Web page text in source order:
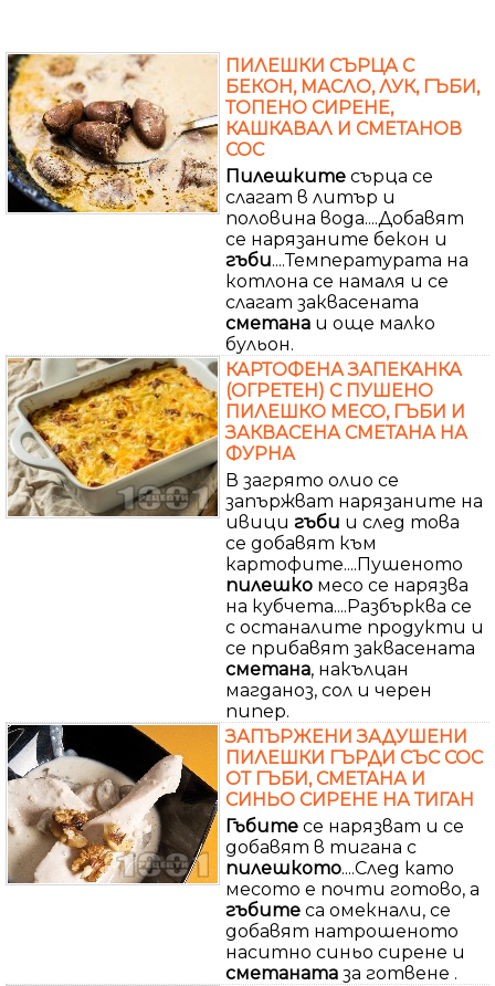
ПИЛЕШКИ СЪРЦА С
БЕКОН, МАСЛО, ЛУК, ГЪБИ,
ТОПЕНО СИРЕНЕ,
КАШКАВАЛ И СМЕТАНОВ
СОС
Пилешките сърца се
слагат в литър и
половина вода....Добавят
се нарязаните бекон и
гъби....Температурата на
котлона се намаля и се
слагат заквасената
сметана и още малко
бульон.
КАРТОФЕНА ЗАПЕКАНКА
(ОГРЕТЕН) С ПУШЕНО
ПИЛЕШКО МЕСО, ГЪБИ И
ЗАКВАСЕНА СМЕТАНА НА
ФУРНА
В загрято олио се
запържват нарязаните на
ивици гъби и след това
се добавят към
картофите....Пушеното
пилешко месо се нарязва
на кубчета....Разбърква се
с останалите продукти и
се прибавят заквасената
сметана, накълцан
магданоз, сол и черен
пипер.
ЗАПЪРЖЕНИ ЗАДУШЕНИ
ПИЛЕШКИ ГЪРДИ СЪС СОС
ОТ ГЪБИ, СМЕТАНА И
СИНЬО СИРЕНЕ НА ТИГАН
Гъбите се нарязват и се
добавят в тигана с
пилешкото....След като
месото е почти готово, а
гъбите са омекнали, се
добавят натрошеното
наситно синьо сирене и
сметаната за готвене .